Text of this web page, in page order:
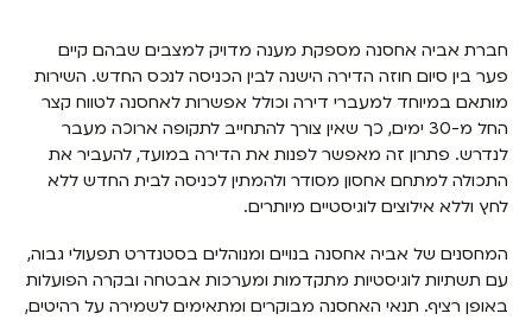
חברת אביה אחסנה מספקת מענה מדויק למצבים שבהם קיים
פער בין סיום חוזה הדירה הישנה לבין הכניסה לנכס החדש. השירות
מותאם במיוחד למעברי דירה וכולל אפשרות לאחסנה לטווח קצר
החל מ-30 ימים, כך שאין צורך להתחייב לתקופה ארוכה מעבר
לנדרש. פתרון זה מאפשר לפנות את הדירה במועד, להעביר את
התכולה למתחם אחסון מסודר ולהמתין לכניסה לבית החדש ללא
לחץ וללא אילוצים לוגיסטיים מיותרים.
המחסנים של אביה אחסנה בנויים ומנוהלים בסטנדרט תפעולי גבוה,
עם תשתיות לוגיסטיות מתקדמות ומערכות אבטחה ובקרה הפועלות
באופן רציף. תנאי האחסנה מבוקרים ומתאימים לשמירה על רהיטים,